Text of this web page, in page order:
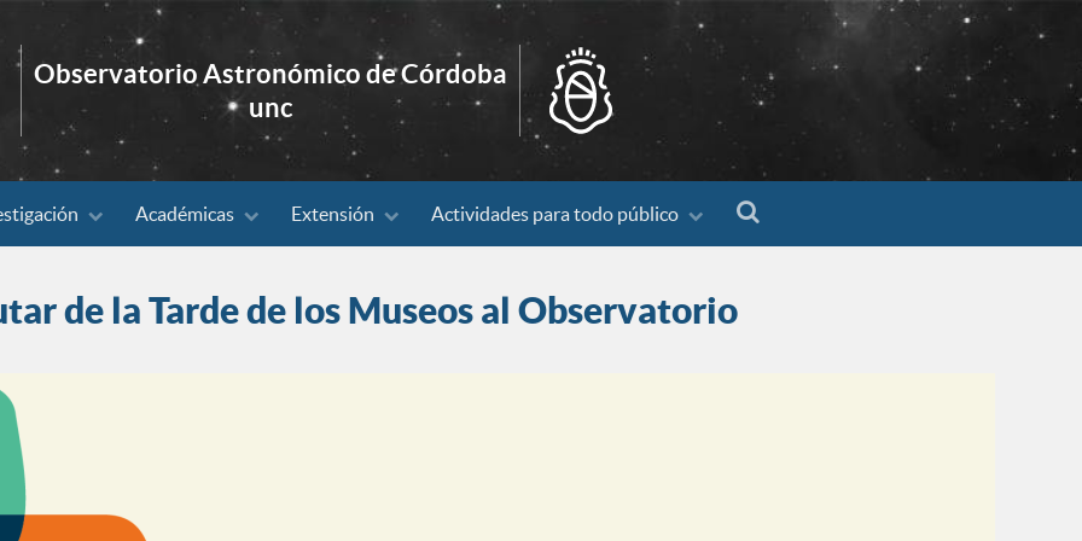
Observatorio Astronómico de Córdoba
unc
Académicas Extensión Actividades para todo público
de la Tarde de los Museos al Observatorio